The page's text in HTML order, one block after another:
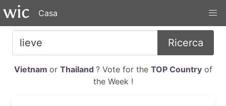
Casa
Ricerca
Vietnam or Thailand ? Vote for the TOP Countryof
the Week !